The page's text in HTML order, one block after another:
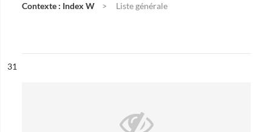
Contexte : Index W Liste générale
n°
31